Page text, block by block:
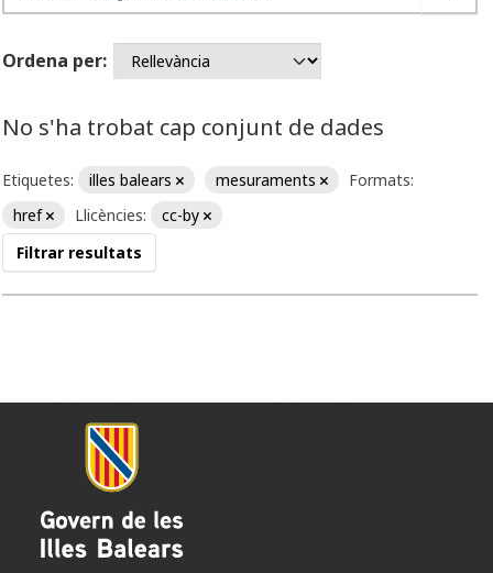
Ordena per
No s'ha trobat cap conjunt de dades
Etiquetes: illes balears mesuraments
Formats:
href
Llicències:
cc-by
Filtrar resultats